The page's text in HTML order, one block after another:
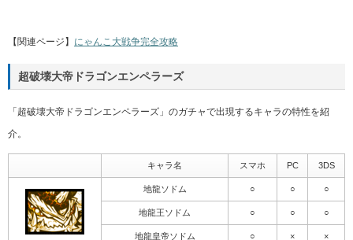
【関連ページ】 にゃんこ大戦争完全攻略
超破壊大帝ドラゴンエンペラーズ
「超破壊大帝ドラゴンエンペラーズ」のガチャで出現するキャラの特性を紹
介。
キャラ名 スマホ PC 3DS
地龍ソドム ○ ○ ○
地龍王ソドム ○ ○ ○
地龍皇帝ソドム ○ × ×